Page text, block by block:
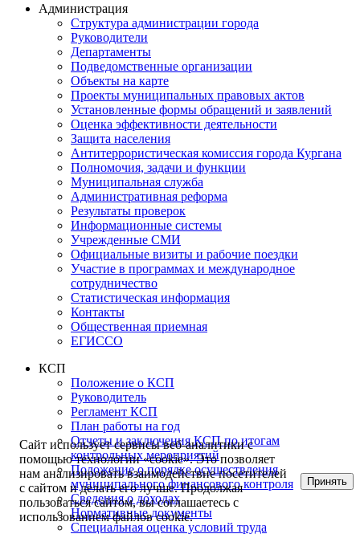
Администрация
Структура администрации города
Руководители
Департаменты
Подведомственные организации
Объекты на карте
Проекты муниципальных правовых актов
Установленные формы обращений и заявлений
Оценка эффективности деятельности
Защита населения
Антитеррористическая комиссия города Кургана
Полномочия, задачи и функции
Муниципальная служба
Административная реформа
Результаты проверок
Информационные системы
Учрежденные СМИ
Официальные визиты и рабочие поездки
Участие в программах и международное
сотрудничество
Статистическая информация
Контакты
Общественная приемная
ЕГИССО
КСП
Положение о КСП
Руководитель
Регламент КСП
План работы на год
Отчеты и заключения КСП по итогам
контрольных мероприятий
Положение о порядке осуществления
муниципального финансового контроля
Сведения о доходах
Нормативные документы
Специальная оценка условий труда
Сайт использует сервисы веб-аналитики с
помощью технологии «cookie». Это позволяет
нам анализировать взаимодействие посетителей
с сайтом и делать его лучше. Продолжая
пользоваться сайтом, вы соглашаетесь с
использованием файлов cookie.
Принять